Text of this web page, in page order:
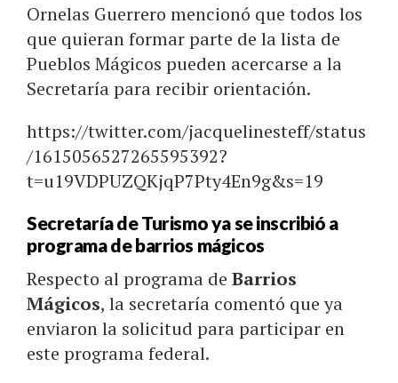
Ornelas Guerrero mencionó que todos los
que quieran formar parte de la lista de
Pueblos Mágicos pueden acercarse a la
Secretaría para recibir orientación.
https://twitter.com/jacquelinesteff/status
/1615056527265595392?
t=u19VDPUZQKjqP7Pty4En9g&s=19
Secretaría de Turismo ya se inscribió a
programa de barrios mágicos
Respecto al programa de Barrios
Mágicos, la secretaría comentó que ya
enviaron la solicitud para participar en
este programa federal.